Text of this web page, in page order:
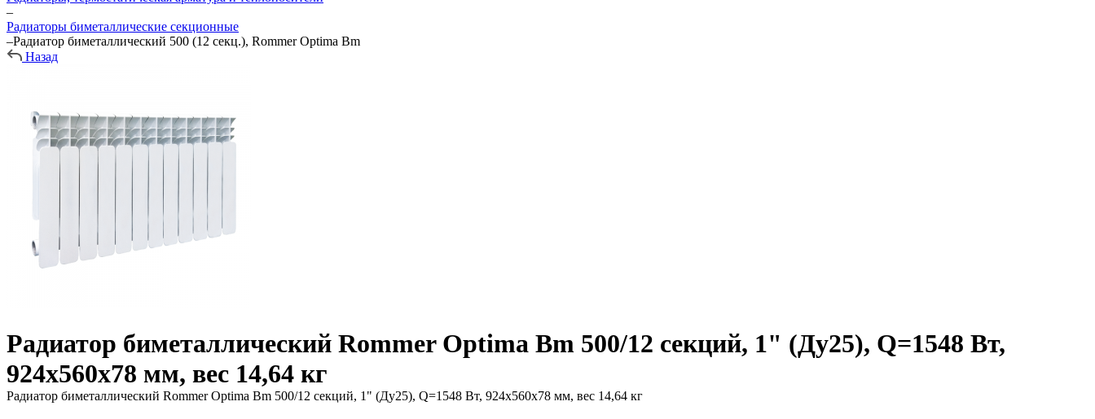
–
Радиаторы биметаллические секционные
–Радиатор биметаллический 500 (12 секц.), Rommer Optima Bm
Назад
Радиатор биметаллический Rommer Optima Bm 500/12 секций, 1" (Ду25), Q=1548 Вт,
924х560х78 мм, вес 14,64 кг
Радиатор биметаллический Rommer Optima Bm 500/12 секций, 1" (Ду25), Q=1548 Вт, 924х560х78 мм, вес 14,64 кг